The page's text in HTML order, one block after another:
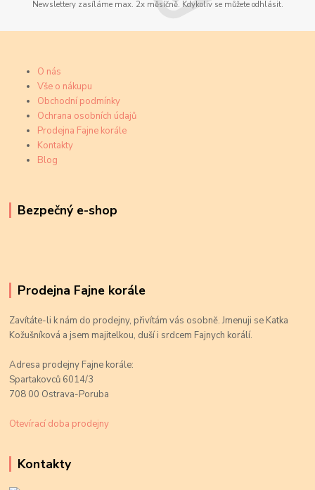
Newslettery zasíláme max. 2x měsíčně. Kdykoliv se můžete odhlásit.
O nás
Vše o nákupu
Obchodní podmínky
Ochrana osobních údajů
Prodejna Fajne korále
Kontakty
Blog
Bezpečný e-shop
Prodejna Fajne korále
Zavítáte-li k nám do prodejny, přivítám vás osobně. Jmenuji se Katka
Kožušníková a jsem majitelkou, duší i srdcem Fajnych korálí.
Adresa prodejny Fajne korále:
Spartakovců 6014/3
708 00 Ostrava-Poruba
Otevírací doba prodejny
Kontakty